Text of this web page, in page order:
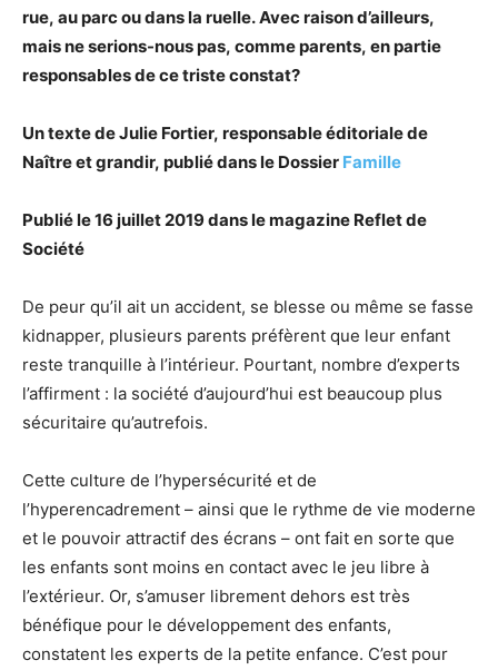
rue, au parc ou dans la ruelle. Avec raison d’ailleurs,
mais ne serions-nous pas, comme parents, en partie
responsables de ce triste constat?
Un texte de Julie Fortier, responsable éditoriale de
Naître et grandir, publié dans le Dossier Famille
Publié le 16 juillet 2019 dans le magazine Reflet de
Société
De peur qu’il ait un accident, se blesse ou même se fasse
kidnapper, plusieurs parents préfèrent que leur enfant
reste tranquille à l’intérieur. Pourtant, nombre d’experts
l’affirment : la société d’aujourd’hui est beaucoup plus
sécuritaire qu’autrefois.
Cette culture de l’hypersécurité et de
l’hyperencadrement – ainsi que le rythme de vie moderne
et le pouvoir attractif des écrans – ont fait en sorte que
les enfants sont moins en contact avec le jeu libre à
l’extérieur. Or, s’amuser librement dehors est très
bénéfique pour le développement des enfants,
constatent les experts de la petite enfance. C’est pour